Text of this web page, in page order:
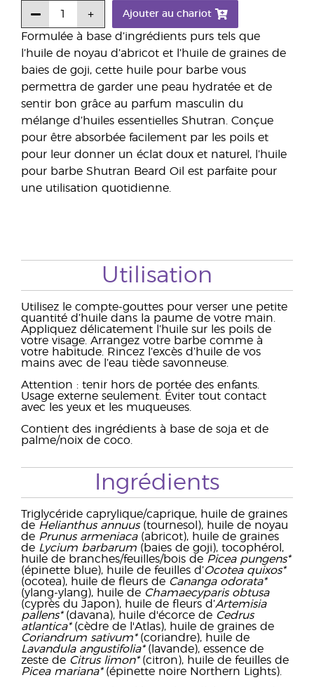
Formulée à base d’ingrédients purs tels que
l’huile de noyau d’abricot et l’huile de graines de
baies de goji, cette huile pour barbe vous
permettra de garder une peau hydratée et de
sentir bon grâce au parfum masculin du
mélange d’huiles essentielles Shutran. Conçue
pour être absorbée facilement par les poils et
pour leur donner un éclat doux et naturel, l’huile
pour barbe Shutran Beard Oil est parfaite pour
une utilisation quotidienne.
Ajouter au chariot
Utilisation
Utilisez le compte-gouttes pour verser une petite
quantité d’huile dans la paume de votre main.
Appliquez délicatement l’huile sur les poils de
votre visage. Arrangez votre barbe comme à
votre habitude. Rincez l’excès d’huile de vos
mains avec de l’eau tiède savonneuse.
Attention : tenir hors de portée des enfants.
Usage externe seulement. Éviter tout contact
avec les yeux et les muqueuses.
Contient des ingrédients à base de soja et de
palme/noix de coco.
Ingrédients
Triglycéride caprylique/caprique, huile de graines
de Helianthus annuus(tournesol), huile de noyau
de Prunus armeniaca (abricot), huile de graines
de Lycium barbarum (baies de goji), tocophérol,
huile de branches/feuilles/bois de Picea pungens*
(épinette blue), huile de feuilles d’Ocotea quixos*
(ocotea), huile de fleurs de Cananga odorata*
(ylang-ylang), huile de Chamaecyparis obtusa
(cyprès du Japon), huile de fleurs d’Artemisia
pallens*(davana), huile d'écorce de Cedrus
atlantica*(cèdre de l'Atlas), huile de graines de
Coriandrum sativum*(coriandre), huile de
Lavandula angustifolia*(lavande), essence de
zeste de Citrus limon*(citron), huile de feuilles de
Picea mariana*(épinette noire Northern Lights).